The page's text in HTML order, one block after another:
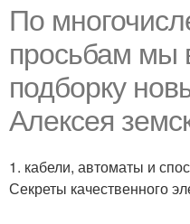
По
просьбам мы
подборку
Алексея
1. кабели, автоматы и
Секреты качественного